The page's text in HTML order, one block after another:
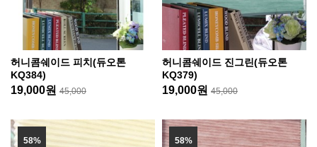
허니콤쉐이드 피치(듀오톤
KQ384)
19,000원 45,000
허니콤쉐이드 진그린(듀오톤
KQ379)
19,000원 45,000
58% 58%